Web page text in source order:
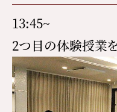
13:45~
2つ目の体験授業